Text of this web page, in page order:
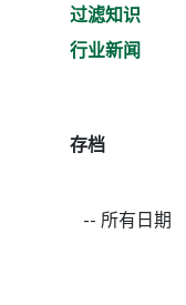
过滤知识
行业新闻
存档